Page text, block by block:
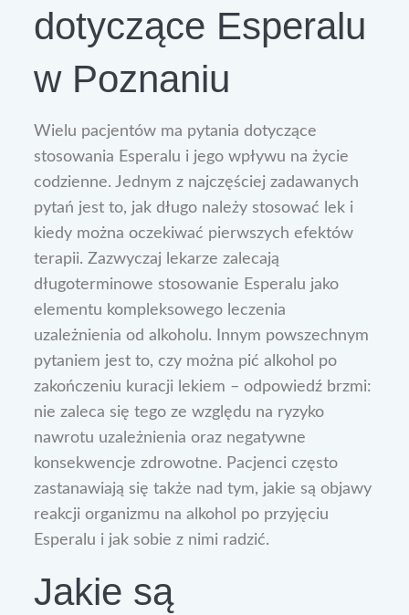
dotyczące Esperalu
w Poznaniu
Wielu pacjentów ma pytania dotyczące
stosowania Esperalu i jego wpływu na życie
codzienne. Jednym z najczęściej zadawanych
pytań jest to, jak długo należy stosować lek i
kiedy można oczekiwać pierwszych efektów
terapii. Zazwyczaj lekarze zalecają
długoterminowe stosowanie Esperalu jako
elementu kompleksowego leczenia
uzależnienia od alkoholu. Innym powszechnym
pytaniem jest to, czy można pić alkohol po
zakończeniu kuracji lekiem – odpowiedź brzmi:
nie zaleca się tego ze względu na ryzyko
nawrotu uzależnienia oraz negatywne
konsekwencje zdrowotne. Pacjenci często
zastanawiają się także nad tym, jakie są objawy
reakcji organizmu na alkohol po przyjęciu
Esperalu i jak sobie z nimi radzić.
Jakie są